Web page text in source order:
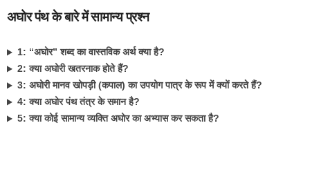
अघोर पंथ के बारे में सामान्य प्रश्न
1: “अघोर” शब्द का वास्तविक अर्थ क्या है?
2: क्या अघोरी खतरनाक होते हैं?
3: अघोरी मानव खोपड़ी (कपाल) का उपयोग पात्र के रूप में क्यों करते हैं?
4: क्या अघोर पंथ तंत्र के समान है?
5: क्या कोई सामान्य व्यक्ति अघोर का अभ्यास कर सकता है?